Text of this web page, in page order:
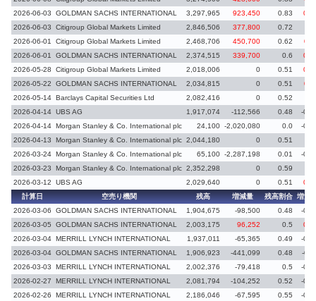
2026-06-03
GOLDMAN SACHS INTERNATIONAL 3,297,965 923,450 0.83
2026-06-03
Citigroup Global Markets Limited 2,846,506 377,800 0.72
2026-06-01
Citigroup Global Markets Limited 2,468,706 450,700 0.62
2026-06-01
GOLDMAN SACHS INTERNATIONAL 2,374,515 339,700 0.6
2026-05-28
Citigroup Global Markets Limited 2,018,006 0 0.51
2026-05-22
GOLDMAN SACHS INTERNATIONAL 2,034,815 0 0.51
2026-05-14 Barclays Capital Securities Ltd 2,082,416 0 0.52
2026-04-14 UBS AG 1,917,074 -112,566 0.48
-
2026-04-14 Morgan Stanley & Co. International plc 24,100 -2,020,080 0.0
-
2026-04-13
Morgan Stanley & Co. International plc 2,044,180 0
0.51
2026-03-24 Morgan Stanley & Co. International plc 65,100 -2,287,198 0.01
-
2026-03-23
Morgan Stanley & Co. International plc 2,352,298 0
0.59
2026-03-12
UBS AG 2,029,640 0 0.51
計算日
空売り機関 残高 増減量 残高割合 増減
2026-03-06
GOLDMAN SACHS INTERNATIONAL 1,904,675 -98,500 0.48
-
2026-03-05
GOLDMAN SACHS INTERNATIONAL 2,003,175 96,252 0.5
2026-03-04 MERRILL LYNCH INTERNATIONAL 1,937,011 -65,365 0.49
-
2026-03-04 GOLDMAN SACHS INTERNATIONAL 1,906,923 -441,099 0.48
-
2026-03-03
MERRILL LYNCH INTERNATIONAL 2,002,376 -79,418 0.5
-
2026-02-27
MERRILL LYNCH INTERNATIONAL 2,081,794 -104,252 0.52
-
2026-02-26
MERRILL LYNCH INTERNATIONAL 2,186,046 -67,595 0.55 -